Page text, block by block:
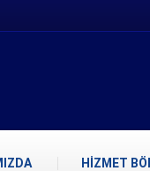
HİZMET